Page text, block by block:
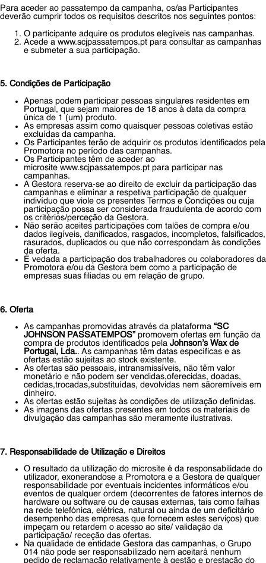
Para aceder ao passatempo da campanha, os/as Participantes
deverão cumprir todos os requisitos descritos nos seguintes pontos:
O participante adquire os produtos elegíveis nas campanhas.
Acede a www.scjpassatempos.pt para consultar as campanhas
e submeter a sua participação.
5. Condições de Participação
Apenas podem participar pessoas singulares residentes em
Portugal, que sejam maiores de 18 anos à data da compra
única de 1 (um) produto.
As empresas assim como quaisquer pessoas coletivas estão
excluídas da campanha.
Os Participantes terão de adquirir os produtos identificados pela
Promotora no período das campanhas.
Os Participantes têm de aceder ao
microsite www.scjpassatempos.pt para participar nas
campanhas.
A Gestora reserva-se ao direito de excluir da participação das
campanhas e eliminar a respetiva participação de qualquer
indivíduo que viole os presentes Termos e Condições ou cuja
participação possa ser considerada fraudulenta de acordo com
os critérios/perceção da Gestora.
Não serão aceites participações com talões de compra e/ou
dados ilegíveis, danificados, rasgados, incompletos, falsificados,
rasurados, duplicados ou que não correspondam às condições
da oferta.
É vedada a participação dos trabalhadores ou colaboradores da
Promotora e/ou da Gestora bem como a participação de
empresas suas filiadas ou em relação de grupo.
6. Oferta
As campanhas promovidas através da plataforma “SC
JOHNSON PASSATEMPOS” promovem ofertas em função da
compra de produtos identificados pela Johnson’s Wax de
Portugal, Lda.. As campanhas têm datas específicas e as
ofertas estão sujeitas ao stock existente.
As ofertas são pessoais, intransmissíveis, não têm valor
monetário e não podem ser vendidas,oferecidas, doadas,
cedidas,trocadas,substituídas, devolvidas nem sãoremíveis em
dinheiro.
As ofertas estão sujeitas às condições de utilização definidas.
As imagens das ofertas presentes em todos os materiais de
divulgação das campanhas são meramente ilustrativas.
7. Responsabilidade de Utilização e Direitos
O resultado da utilização do microsite é da responsabilidade do
utilizador, exonerandose a Promotora e a Gestora de qualquer
responsabilidade por eventuais incidentes informáticos e/ou
eventos de qualquer ordem (decorrentes de fatores internos de
hardware ou software ou de causas externas, tais como falhas
na rede telefónica, elétrica, natural ou ainda de um deficitário
desempenho das empresas que fornecem estes serviços) que
impeçam ou retardem o acesso ao site/ validação da
participação/ receção das ofertas.
Na qualidade de entidade Gestora das campanhas, o Grupo
014 não pode ser responsabilizado nem aceitará nenhum
pedido de reclamação relativamente à gestão e prestação do